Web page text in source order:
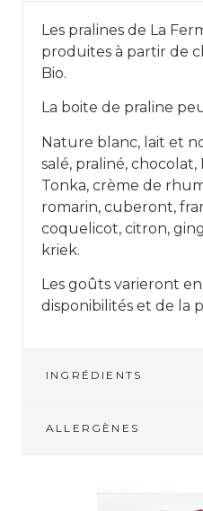
Les pralines de La
produites à partir de
Bio.
La boite de praline
Nature blanc, lait et
salé, praliné, chocolat,
Tonka, crème de
romarin, cuberont,
coquelicot, citron,
kriek.
Les goûts varieront
disponibilités et de la
INGRÉDIENTS
ALLERGÈNES